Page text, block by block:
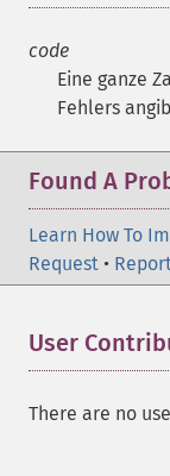
code
Eine ganze
Fehlers
Found A
Learn How To
Request •
User
There are no